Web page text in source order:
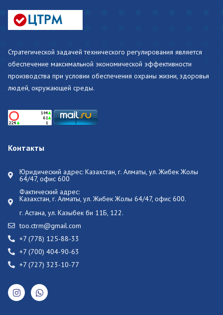
Стратегической задачей технического регулирования является
обеспечение максимальной экономической эффективности
производства при условии обеспечения охраны жизни, здоровья
людей, окружающей среды.
Контакты
Юридический адрес: Казахстан, г. Алматы, ул. Жибек Жолы
64/47, офис 600
Фактический адрес:
Казахстан, г. Алматы, ул. Жибек Жолы 64/47, офис 600.
г. Астана, ул. Казыбек би 11Б, 122.
too.ctrm@gmail.com
+7 (778) 125-88-33
+7 (700) 404-90-63
+7 (727) 323-10-77